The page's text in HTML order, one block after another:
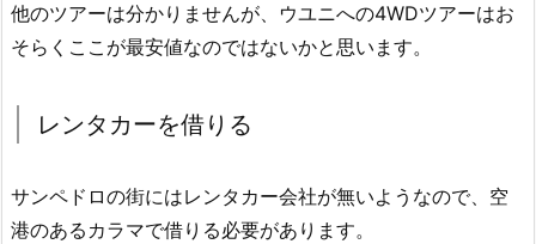
他のツアーは分かりませんが、ウユニへの4WDツアーはお
そらくここが最安値なのではないかと思います。
レンタカーを借りる
サンペドロの街にはレンタカー会社が無いようなので、空
港のあるカラマで借りる必要があります。